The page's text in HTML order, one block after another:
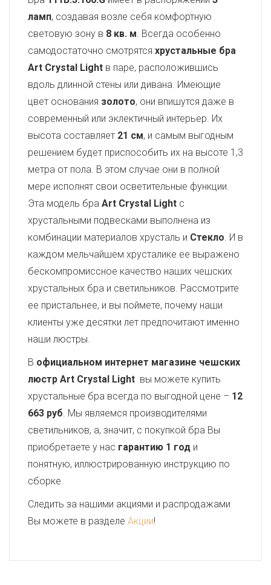
ламп, создавая возле себя комфортную
световую зону в 8 кв. м. Всегда особенно
самодостаточно смотрятся хрустальные бра
Art Crystal Light в паре, расположившись
вдоль длинной стены или дивана. Имеющие
цвет основания золото, они впишутся даже в
современный или эклектичный интерьер. Их
высота составляет 21 см, и самым выгодным
решением будет приспособить их на высоте 1,3
метра от пола. В этом случае они в полной
мере исполнят свои осветительные функции.
Эта модель бра Art Crystal Light с
хрустальными подвесками выполнена из
комбинации материалов хрусталь и Стекло. И в
каждом мельчайшем хрусталике ее выражено
бескомпромиссное качество наших чешских
хрустальных бра и светильников. Рассмотрите
ее пристальнее, и вы поймете, почему наши
клиенты уже десятки лет предпочитают именно
наши люстры.
В официальном интернет магазине чешских
люстр Art Crystal Light вы можете купить
хрустальные бра всегда по выгодной цене – 12
663 руб. Мы являемся производителями
светильников, а, значит, с покупкой бра Вы
приобретаете у нас гарантию 1 год и
понятную, иллюстрированную инструкцию по
сборке.
Следить за нашими акциями и распродажами
Вы можете в разделе Акции!